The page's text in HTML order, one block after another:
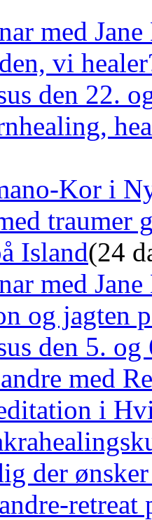
med
vi
den 22.
Kor i
traumer
Island(24
med
og jagten
den 5.
med
i
der
retreat